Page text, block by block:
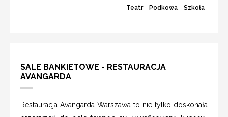
Teatr Podkowa Szkoła
SALE BANKIETOWE - RESTAURACJA
AVANGARDA
Restauracja Avangarda Warszawa to nie tylko doskonała